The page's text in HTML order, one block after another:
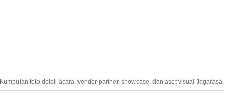
Kumpulan foto detail acara, vendor partner, showcase, dan aset visual Jagarasa.